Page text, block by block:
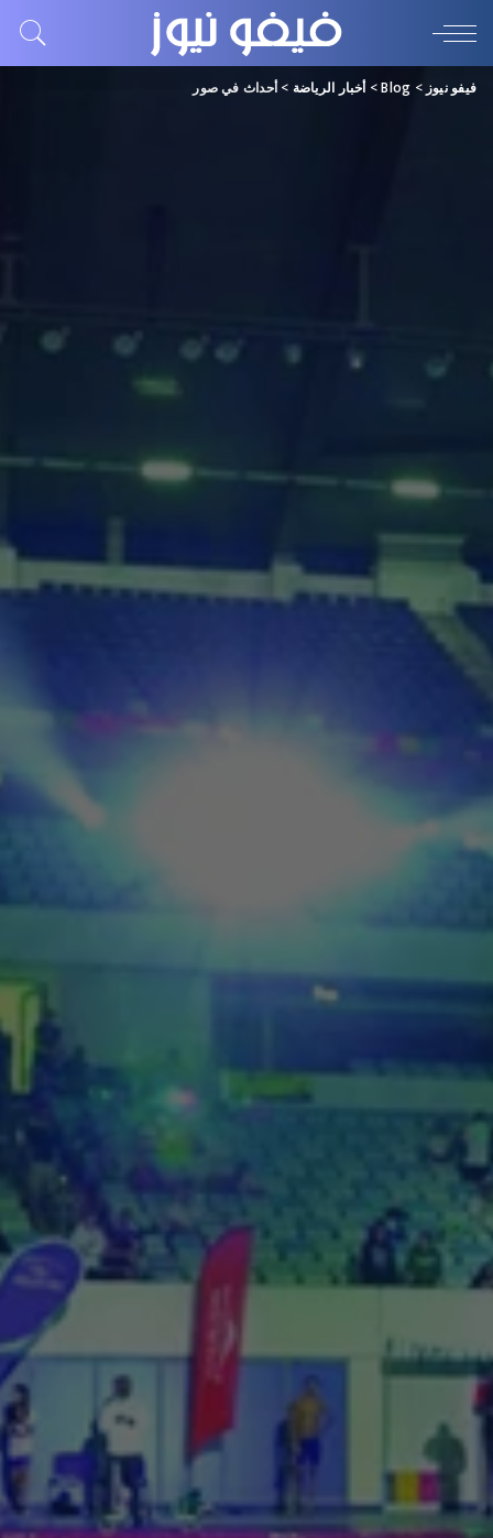
فيفو نيوز >
Blog
> أخبار الرياضة > أحداث في صور